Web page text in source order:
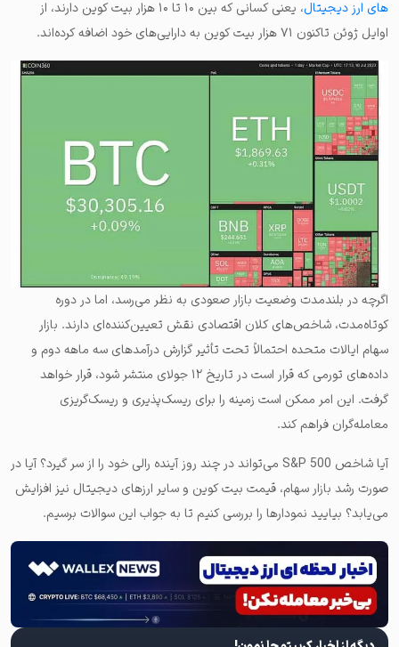
های ارز دیجیتال
، یعنی کسانی که بین ۱۰ تا ۱۰ هزار بیت کوین دارند، از
اوایل ژوئن تاکنون ۷۱ هزار بیت کوین به دارایی‌های خود اضافه کرده‌اند.
اگرچه در بلندمدت وضعیت بازار صعودی به نظر می‌رسد، اما در دوره
کوتاه‌مدت، شاخص‌های کلان اقتصادی نقش تعیین‌کننده‌ای دارند. بازار
سهام ایالات متحده احتمالاً تحت تأثیر گزارش درآمدهای سه ماهه دوم و
داده‌های تورمی که قرار است در تاریخ ۱۲ جولای منتشر شود، قرار خواهد
گرفت. این امر ممکن است زمینه را برای ریسک‌پذیری و ریسک‌گریزی
معامله‌گران فراهم کند.
آیا شاخص S&P 500 می‌تواند در چند روز آینده رالی خود را از سر گیرد؟ آیا در
صورت رشد بازار سهام، قیمت بیت کوین و سایر ارزهای دیجیتال نیز افزایش
می‌یابد؟ بیایید نمودارها را بررسی کنیم تا به جواب این سوالات برسیم.